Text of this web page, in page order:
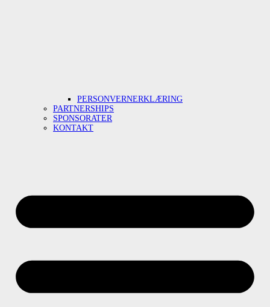
PERSONVERNERKLÆRING
PARTNERSHIPS
SPONSORATER
KONTAKT